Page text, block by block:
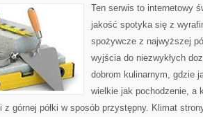
Ten serwis to internetowy
jakość spotyka się z
spożywcze z najwyższej
wyjścia do niezwykłych
dobrom kulinarnym, gdzie
wielkie jak pochodzenie, a
z górnej półki w sposób przystępny. Klimat